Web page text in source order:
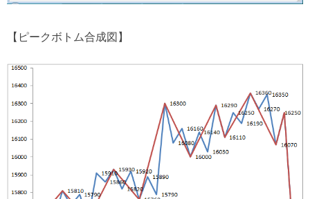
【ピークボトム合成図】